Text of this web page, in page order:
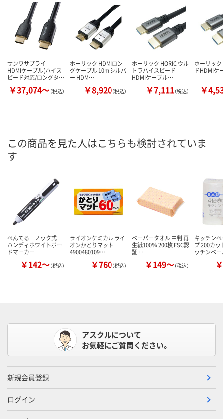
サンワサプライ
HDMIケーブル(ハイス
ピード対応/ロングタ…
￥37,074～（税込）
ホーリック HDMIロン
グケーブル 10m シルバ
ー HDM…
￥8,920（税込）
ホーリック HORIC ウル
トラハイスピード
HDMIケーブル…
￥7,111（税込）
ホーリッ
ドHDMIケ
￥
この商品を見た人はこちらも検討されていま
す
ぺんてる ノック式
ハンディホワイトボー
ドマーカー
￥142～（税込）
ライオンケミカル ライ
オンかとりマット
4900480109…
￥760（税込）
ペーパータオル 中判 再
生紙100％ 200枚 FSC認
証 …
￥149～（税込）
キッチン
プ 200カッ
ッチンペ
アスクルについて
お気軽にご質問ください。
新規会員登録
ログイン